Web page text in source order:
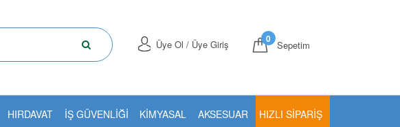
Sepetim
0
Üye Ol / Üye Giriş
HIRDAVAT İŞ GÜVENLİĞİ KİMYASAL AKSESUAR HIZLI SIPARIŞ